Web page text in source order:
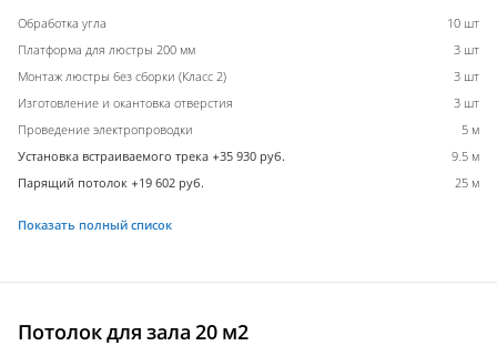
Обработка угла
10 шт
Платформа для люстры 200 мм
3 шт
Монтаж люстры без сборки (Класс 2)
3 шт
Изготовление и окантовка отверстия
3 шт
Проведение электропроводки
5 м
Установка встраиваемого трека +35 930 руб.
9.5 м
Парящий потолок +19 602 руб.
25 м
Показать полный список
Потолок для зала 20 м2